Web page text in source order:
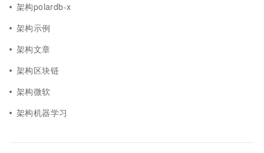
架构polardb-x
架构示例
架构文章
架构区块链
架构微软
架构机器学习